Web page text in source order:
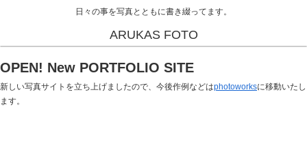
日々の事を写真とともに書き綴ってます。
ARUKAS FOTO
OPEN! New PORTFOLIO SITE
新しい写真サイトを立ち上げましたので、今後作例などはphotoworksに移動いたし
ます。